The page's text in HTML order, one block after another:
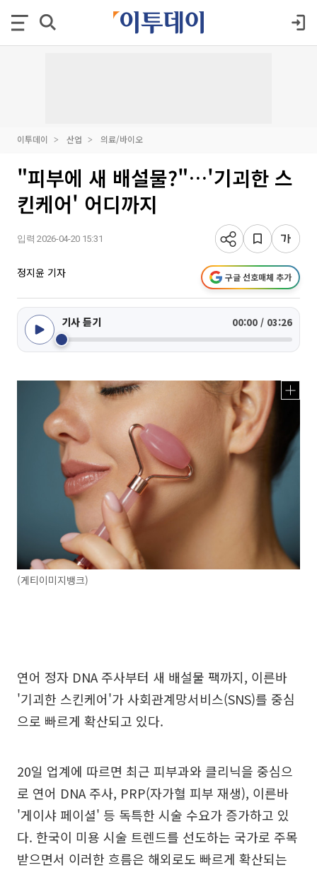
이투데이 산업 의료/바이오
"피부에 새 배설물?"…'기괴한 스
킨케어' 어디까지
입력 2026-04-20 15:31
정지윤 기자 구글 선호매체 추가
기사 듣기 00:00 / 03:26
(게티이미지뱅크)
연어 정자 DNA 주사부터 새 배설물 팩까지, 이른바
'기괴한 스킨케어'가 사회관계망서비스(SNS)를 중심
으로 빠르게 확산되고 있다.
20일 업계에 따르면 최근 피부과와 클리닉을 중심으
로 연어 DNA 주사, PRP(자가혈 피부 재생), 이른바
'게이샤 페이셜' 등 독특한 시술 수요가 증가하고 있
다. 한국이 미용 시술 트렌드를 선도하는 국가로 주목
받으면서 이러한 흐름은 해외로도 빠르게 확산되는